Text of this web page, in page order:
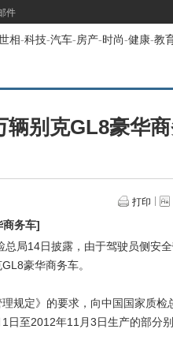
件
相-科技-汽车-房产-时尚-健康-教
辆别克GL8豪华
打印
商务车]
局14日披露，由于驾驶员侧安
豪华商务车。
定》的要求，向中国国家质检
日至2012年11月3日生产的部分